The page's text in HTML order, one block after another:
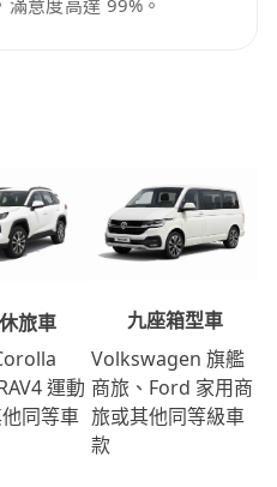
意度高達 99%。
旅車
運動
同等車
九座箱型車
Volkswagen 旗艦
商旅、Ford 家用商
旅或其他同等級車
款